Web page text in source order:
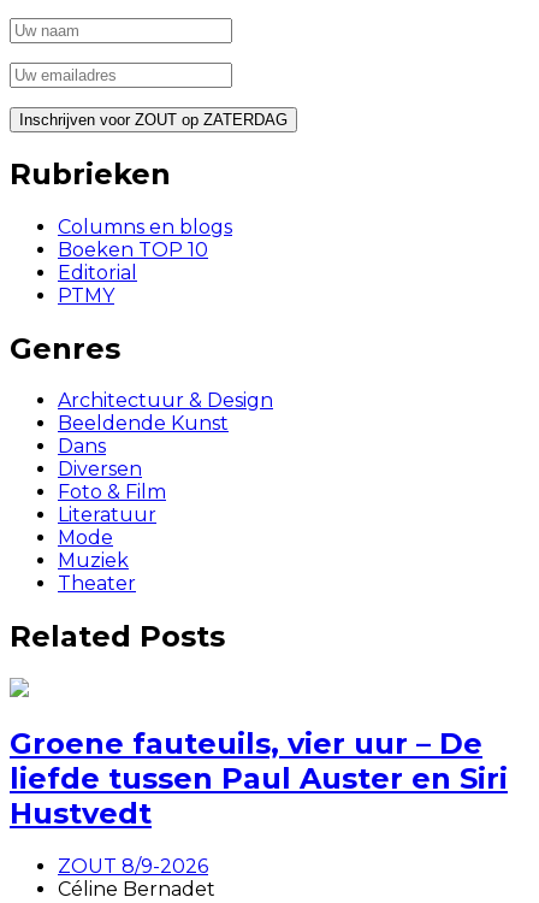
Rubrieken
Columns en blogs
Boeken TOP 10
Editorial
PTMY
Genres
Architectuur & Design
Beeldende Kunst
Dans
Diversen
Foto & Film
Literatuur
Mode
Muziek
Theater
Related Posts
Groene fauteuils, vier uur – De
liefde tussen Paul Auster en Siri
Hustvedt
ZOUT 8/9-2026
Céline Bernadet